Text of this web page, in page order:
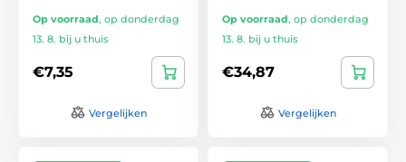
Op voorraad, op donderdag
13. 8. bij u thuis
€7,35
Vergelijken
Op voorraad, op donderdag
13. 8. bij u thuis
€34,87
Vergelijken